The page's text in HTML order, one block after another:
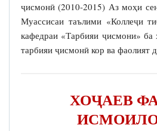
ҷисмонӣ (2010-2015) Аз моҳи
Муассисаи таълими «Коллеҷи
кафедраи «Тарбияи ҷисмони»
тарбияи ҷисмонӣ кор ва фаолият
ХОҶАЕВ